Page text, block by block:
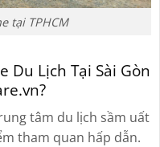
tại TPHCM
Du Lịch Tại Sài Gòn
tâm du lịch sầm uất
tham quan hấp dẫn.